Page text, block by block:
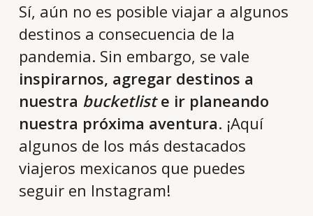
Sí, aún no es posible viajar a algunos
destinos a consecuencia de la
pandemia. Sin embargo, se vale
inspirarnos, agregar destinos a
nuestra bucketliste ir planeando
nuestra próxima aventura. ¡Aquí
algunos de los más destacados
viajeros mexicanos que puedes
seguir en Instagram!